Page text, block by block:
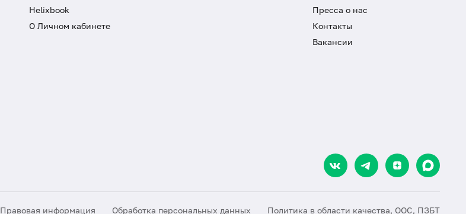
Helixbook
О Личном кабинете
Пресса о нас
Контакты
Вакансии
Правовая информация Обработка персональных данных Политика в области качества, ООС, ПЗБТ